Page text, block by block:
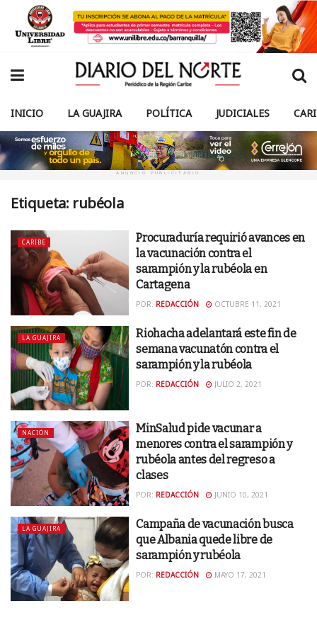
INICIO LA GUAJIRA POLÍTICA JUDICIALES
ANUNCIO PUBLICITARIO
Etiqueta: rubéola
CARIBE
Procuraduría requirió avances en
la vacunación contra el
sarampión y la rubéola en
Cartagena
POR: REDACCIÓN OCTUBRE 11, 2021
LA GUAJIRA
Riohacha adelantará este fin de
semana vacunatón contra el
sarampión y la rubéola
POR: REDACCIÓN JULIO 2, 2021
NACIÓN
MinSalud pide vacunar a
menores contra el sarampión y
rubéola antes del regreso a
clases
POR: REDACCIÓN JUNIO 10, 2021
LA GUAJIRA
Campaña de vacunación busca
que Albania quede libre de
sarampión y rubéola
POR: REDACCIÓN MAYO 17, 2021